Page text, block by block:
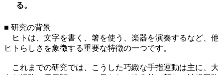
る。
■ 研究の背景
ヒトは、文字を書く、箸を使う、楽器を演奏するなど、
ヒトらしさを象徴する重要な特徴の一つです。
これまでの研究では、こうした巧緻な手指運動は主に、